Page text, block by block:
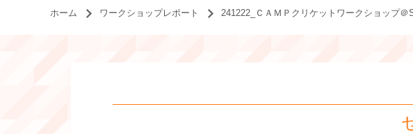
ホーム ワークショップレポート 241222_ＣＡＭＰクリケットワークショップ＠